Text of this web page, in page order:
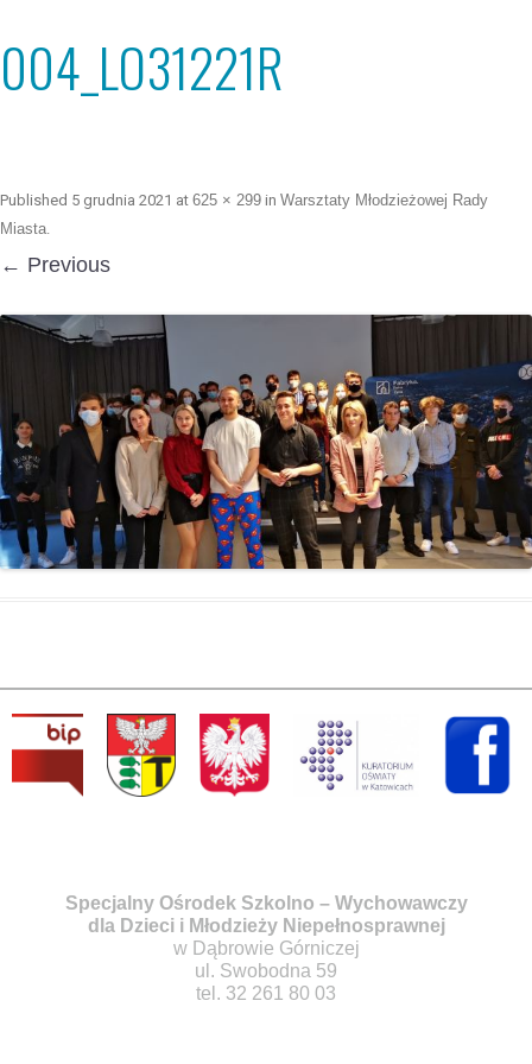
004_LO31221R
Published 5 grudnia 2021 at 625 × 299 in Warsztaty Młodzieżowej Rady
Miasta.
← Previous
Specjalny Ośrodek Szkolno – Wychowawczy
dla Dzieci i Młodzieży Niepełnosprawnej
w Dąbrowie Górniczej
ul. Swobodna 59
tel. 32 261 80 03